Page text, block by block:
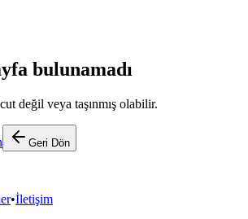
bulunamadı
değil veya taşınmış olabilir.
Geri Dön
•İletişim